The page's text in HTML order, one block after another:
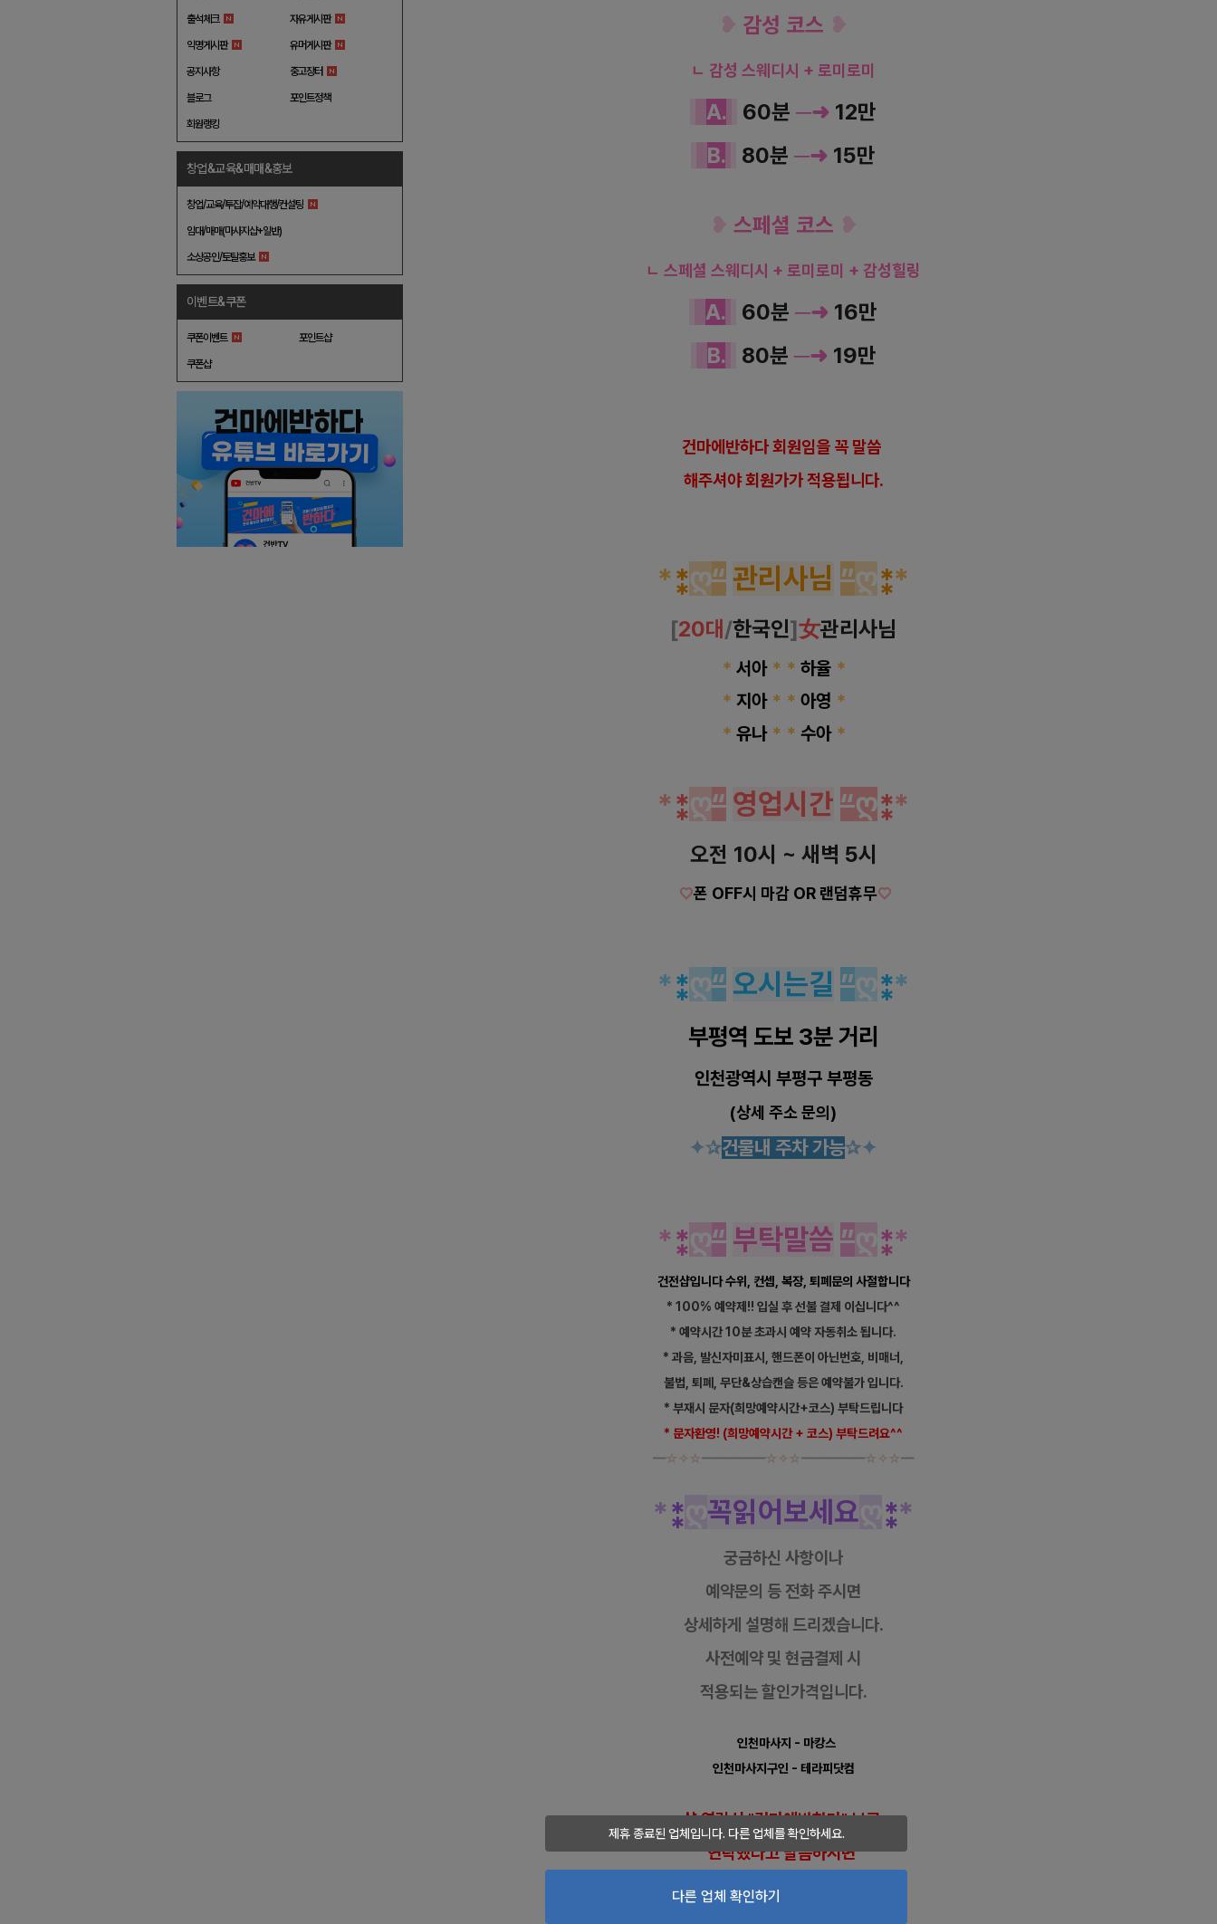
출석체크 자유게시판
익명게시판 유머게시판
공지사항 중고장터
블로그 포인트정책
회원랭킹
창업&교육&매매&홍보
창업/교육/투잡/예약대행/컨설팅
임대/매매(마사지샵+일반)
소상공인/토탈홍보
이벤트&쿠폰
쿠폰이벤트 포인트샵
쿠폰샵
제휴 종료된 업체입니다. 다른 업체를 확인하세요.
다른 업체 확인하기
❥ 감성 코스 ❥
ㄴ 감성 스웨디시 + 로미로미
A. 60분 ─➜ 12만
B. 80분 ─➜ 15만
❥ 스페셜 코스 ❥
ㄴ 스페셜 스웨디시 + 로미로미 + 감성힐링
A. 60분 ─➜ 16만
B. 80분 ─➜ 19만
건마에반하다 회원임을 꼭 말씀
해주셔야 회원가가 적용됩니다.
*⁑ღ“ 관리사님 ”ღ⁑*
[20대/한국인]女관리사님
* 서아 * * 하율 *
* 지아 * * 아영 *
* 유나 * * 수아 *
*⁑ “ 영업시간 “ღ⁑*
오전 10시 ~ 새벽 5시
♡폰 OFF시 마감 OR 랜덤휴무♡
*⁑ღ“ 오시는길 ”ღ⁑*
부평역 도보 3분 거리
인천광역시 부평구 부평동
(상세 주소 문의)
✦✰건물내 주차가능✰✦
*⁑ღ“ 부탁말씀 ”ღ⁑*
건전샵입니다 수위, 컨셉, 복장, 퇴폐문의 사절합니다
* 100% 예약제!! 입실 후 선불 결제 이십니다^^
* 예약시간 10분 초과시 예약 자동취소 됩니다.
* 과음, 발신자미표시, 핸드폰이 아닌번호, 비매너,
불법, 퇴폐, 무단&상습캔슬 등은 예약불가 입니다.
* 부재시 문자(희망예약시간+코스) 부탁드립니다
* 문자환영! (희망예약시간 + 코스) 부탁드려요^^
━☆✧☆━━━━━☆✧☆━━━━━☆✧☆━
*⁑ 꼭읽어보세요 ⁑*
궁금하신 사항이나
예약문의 등 전화 주시면
상세하게 설명해 드리겠습니다.
사전예약 및 현금결제 시
적용되는 할인가격입니다.
인천마사지 - 마캉스
인천마사지구인 - 테라피닷컴
샵 연락시 "건마에반하다" 보고
연락했다고말씀하시면
회원가+더많은 혜택이 있습니다.